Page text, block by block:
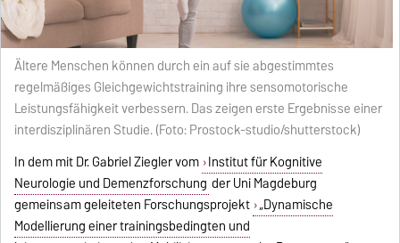
Ältere Menschen können durch ein auf sie abgestimmtes
regelmäßiges Gleichgewichtstraining ihre sensomotorische
Leistungsfähigkeit verbessern. Das zeigen erste Ergebnisse einer
interdisziplinären Studie. (Foto: Prostock-studio/shutterstock)
In dem mit Dr. Gabriel Ziegler vom Institut für Kognitive
Neurologie und Demenzforschung der Uni Magdeburg
gemeinsam geleiteten Forschungsprojekt „Dynamische
Modellierung einer trainingsbedingten und